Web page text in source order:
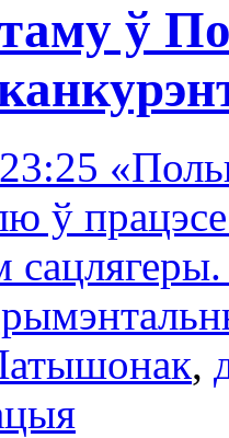
таму ў
ў
,